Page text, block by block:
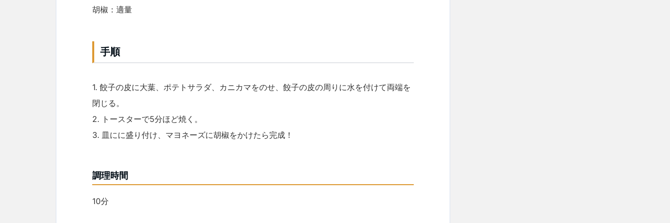
胡椒：適量
手順
1. 餃子の皮に大葉、ポテトサラダ、カニカマをのせ、餃子の皮の周りに水を付けて両端を
閉じる。
2. トースターで5分ほど焼く。
3. 皿にに盛り付け、マヨネーズに胡椒をかけたら完成！
調理時間
10分